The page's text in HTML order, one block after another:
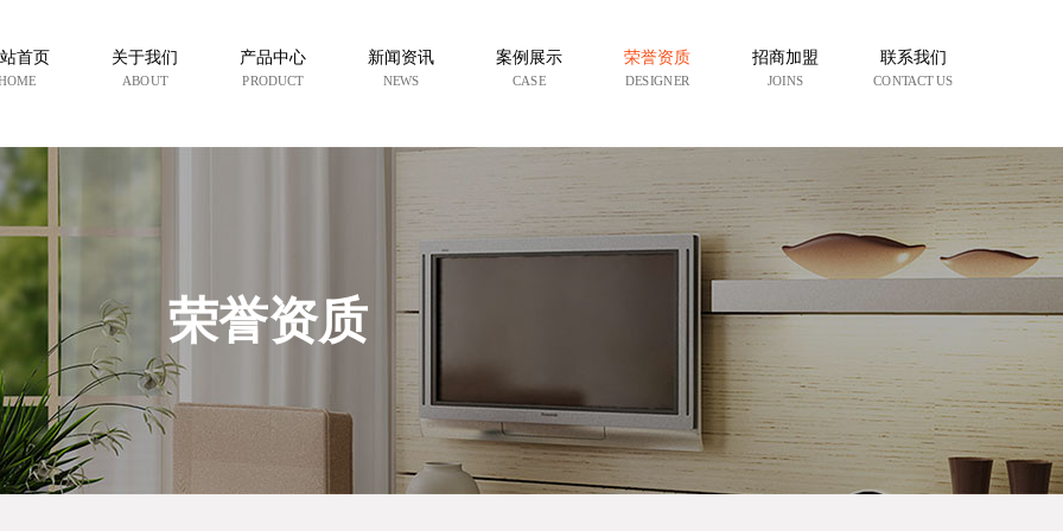
首页 关于我们
ABOUT
产品中心
PRODUCT
新闻资讯
NEWS
案例展示
CASE
荣誉资质
DESIGNER
招商加盟
JOINS
联系我们
CONTACT US
荣誉资质